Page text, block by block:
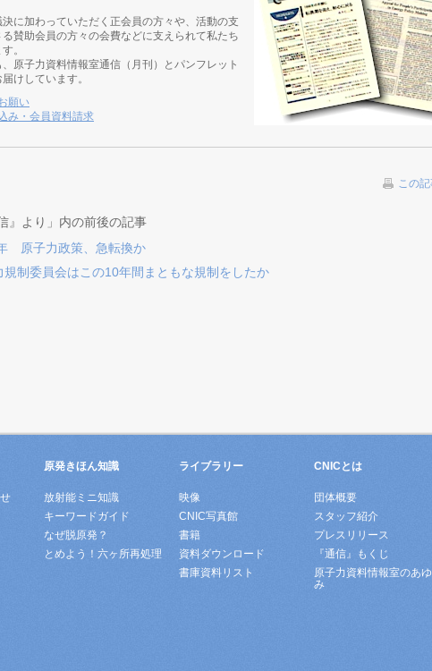
に加わっていただく正会員の方々や、活動の支
賛助会員の方々の会費などに支えられて私たち
。
原子力資料情報室通信（月刊）とパンフレット
けしています。
願い
み・会員資料請求
この
』より」内の前後の記事
原子力政策、急転換か
規制委員会はこの10年間まともな規制をしたか
原発きほん知識
放射能ミニ知識
キーワードガイド
なぜ脱原発？
とめよう！六ヶ所再処理
ライブラリー
映像
CNIC写真館
書籍
資料ダウンロード
書庫資料リスト
CNICとは
団体概要
スタッフ紹介
プレスリリース
『通信』もくじ
原子力資料情報室のあゆ
み